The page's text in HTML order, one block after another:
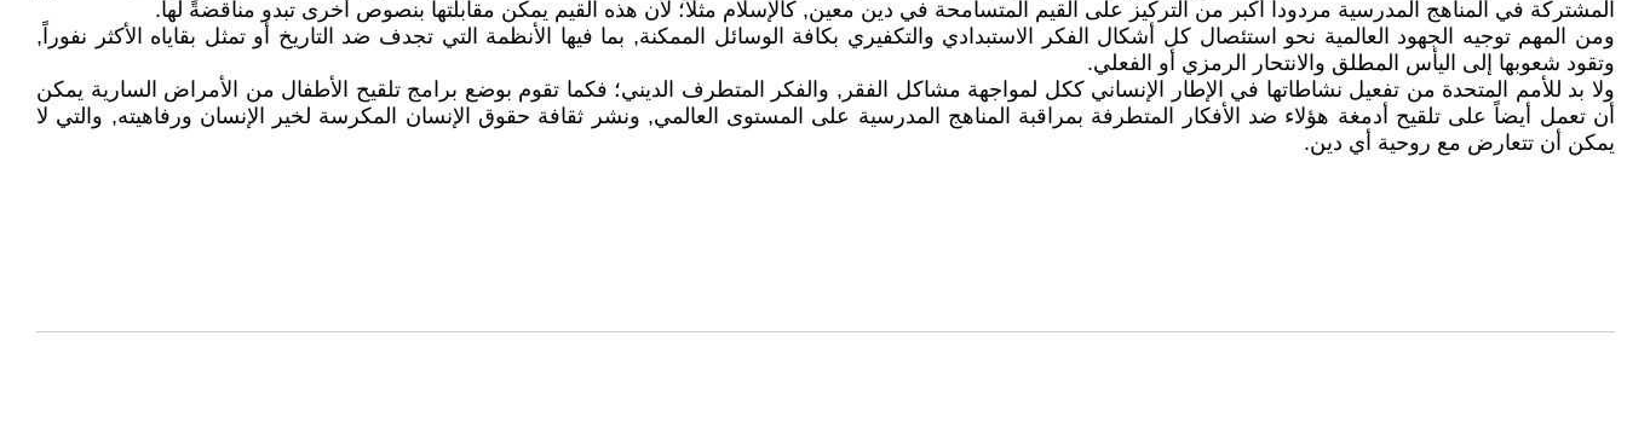
المشتركة في المناهج المدرسية مردوداً أكبر من التركيز على القيم المتسامحة في دين معين, كالإسلام مثلاً؛ لأن هذه القيم يمكن مقابلتها بنصوص أخرى تبدو مناقضةً لها.
ومن المهم توجيه الجهود العالمية نحو استئصال كل أشكال الفكر الاستبدادي والتكفيري بكافة الوسائل الممكنة, بما فيها الأنظمة التي تجدف ضد التاريخ أو تمثل بقاياه الأكثر نفوراً,
وتقود شعوبها إلى اليأس المطلق والانتحار الرمزي أو الفعلي.
ولا بد للأمم المتحدة من تفعيل نشاطاتها في الإطار الإنساني ككل لمواجهة مشاكل الفقر, والفكر المتطرف الديني؛ فكما تقوم بوضع برامج تلقيح الأطفال من الأمراض السارية يمكن
أن تعمل أيضاً على تلقيح أدمغة هؤلاء ضد الأفكار المتطرفة بمراقبة المناهج المدرسية على المستوى العالمي, ونشر ثقافة حقوق الإنسان المكرسة لخير الإنسان ورفاهيته, والتي لا
يمكن أن تتعارض مع روحية أي دين.